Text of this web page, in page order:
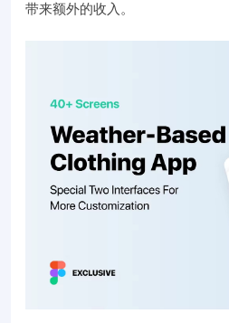
带来额外的收入。